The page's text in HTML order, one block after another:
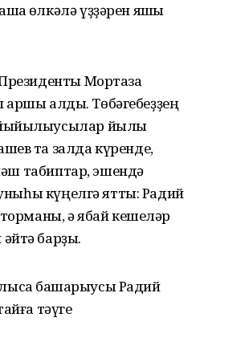
өлкәлә үҙҙәрен яҡшы
Президенты Мортаза
ҡаршы алды. Төбәгебеҙҙең
йыйылыусылар йылы
та залда күренде,
табиптар, эшендә
күңелгә ятты: Радий
торманы, ә ябай кешеләр
барҙы.
башҡарыусы Радий
тәүге